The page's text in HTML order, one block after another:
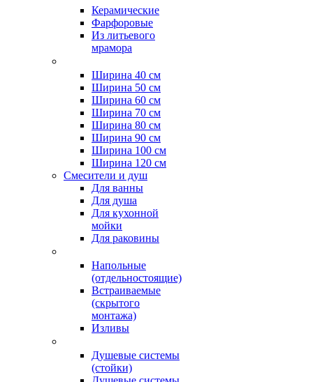
Керамические
Фарфоровые
Из литьевого
мрамора
Ширина 40 см
Ширина 50 см
Ширина 60 см
Ширина 70 см
Ширина 80 см
Ширина 90 см
Ширина 100 см
Ширина 120 см
Смесители и душ
Для ванны
Для душа
Для кухонной
мойки
Для раковины
Напольные
(отдельностоящие)
Встраиваемые
(скрытого
монтажа)
Изливы
Душевые системы
(стойки)